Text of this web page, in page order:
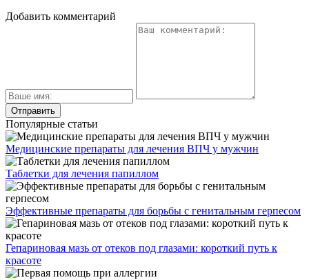
Добавить комментарий
Популярные статьи
Медицинские препараты для лечения ВПЧ у мужчин
Таблетки для лечения папиллом
Эффективные препараты для борьбы с генитальным герпесом
Гепариновая мазь от отеков под глазами: короткий путь к
красоте